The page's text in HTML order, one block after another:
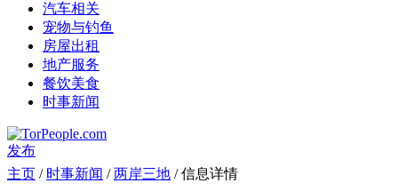
汽车相关
宠物与钓鱼
房屋出租
地产服务
餐饮美食
时事新闻
发布
主页 / 时事新闻 /两岸三地 / 信息详情